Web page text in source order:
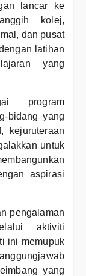
lancar ke
kolej,
dan pusat
latihan
yang
program
bidang yang
kejuruteraan
untuk
aspirasi
pengalaman
aktiviti
ini memupuk
yang